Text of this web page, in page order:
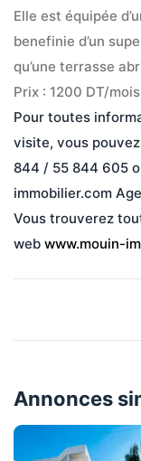
Elle est équipée
benefinie d’un
qu’une terrasse
Prix : 1200 DT/
Pour toutes
visite, vous
844 / 55 844 605
immobilier.com
Vous trouverez
web www.mouin-
Annonces